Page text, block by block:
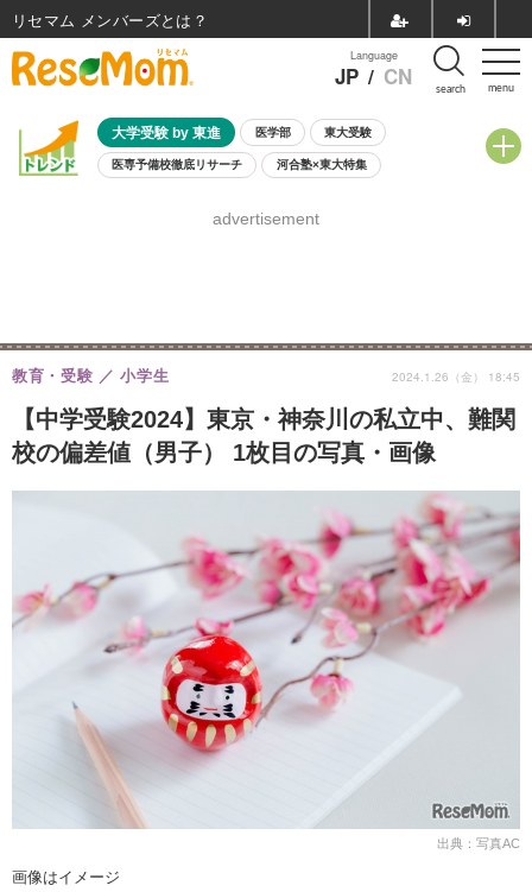
menu
Language
JP / CN search
大学受験 by 東進 医学部 東大受験
医専予備校徹底リサーチ 河合塾×東大特集
8月開催学校説明会・相談会
advertisement
【中学受験2024】東京・神奈川の私立中、難関
校の偏差値（男子） 1枚目の写真・画像
教育・受験 小学生 2024.1.26（金） 18:45
出典：写真AC
画像はイメージ
リセマム メンバーズ